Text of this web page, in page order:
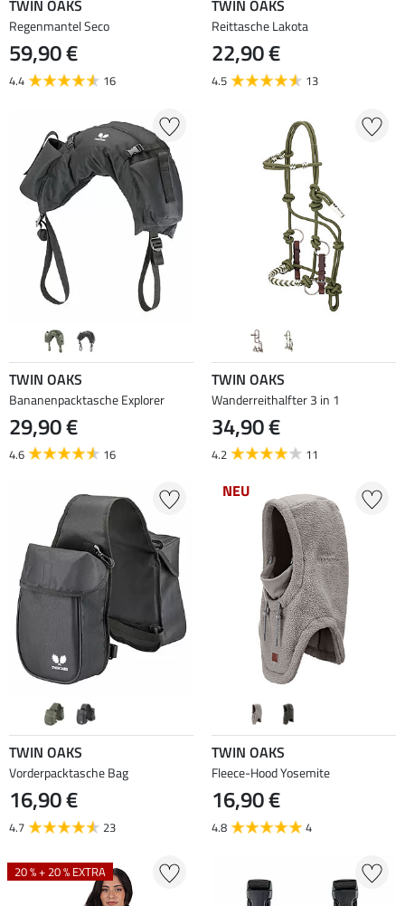
TWIN OAKS
Regenmantel Seco
59,90 €
4.4 16
TWIN OAKS
Reittasche Lakota
22,90 €
4.5 13
TWIN OAKS
Bananenpacktasche Explorer
29,90 €
4.6 16
TWIN OAKS
Wanderreithalfter 3 in 1
34,90 €
4.2 11
TWIN OAKS
Vorderpacktasche Bag
16,90 €
4.7 23
NEU
TWIN OAKS
Fleece-Hood Yosemite
16,90 €
4.8 4
20 % + 20 % EXTRA